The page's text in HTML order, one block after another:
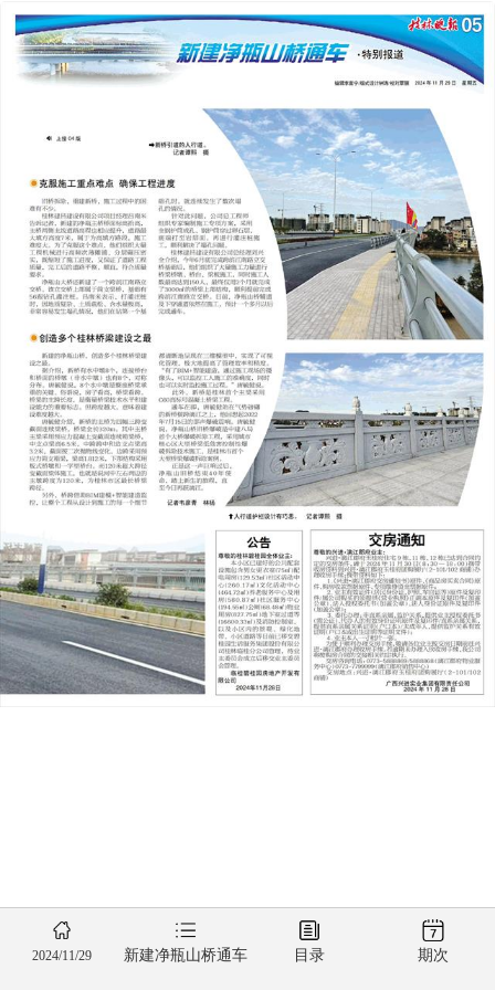
前一版 下一版
2024年11月29日
2024/11/29 新建净瓶山桥通车 目录 期次